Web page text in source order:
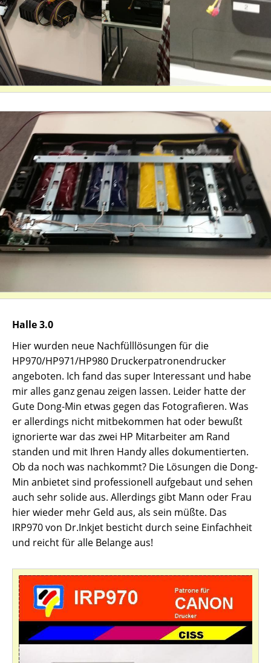
Halle 3.0
Hier wurden neue Nachfülllösungen für die
HP970/HP971/HP980 Druckerpatronendrucker
angeboten. Ich fand das super Interessant und habe
mir alles ganz genau zeigen lassen. Leider hatte der
Gute Dong-Min etwas gegen das Fotografieren. Was
er allerdings nicht mitbekommen hat oder bewußt
ignorierte war das zwei HP Mitarbeiter am Rand
standen und mit Ihren Handy alles dokumentierten.
Ob da noch was nachkommt? Die Lösungen die Dong-
Min anbietet sind professionell aufgebaut und sehen
auch sehr solide aus. Allerdings gibt Mann oder Frau
hier wieder mehr Geld aus, als sein müßte. Das
IRP970 von Dr.Inkjet besticht durch seine Einfachheit
und reicht für alle Belange aus!